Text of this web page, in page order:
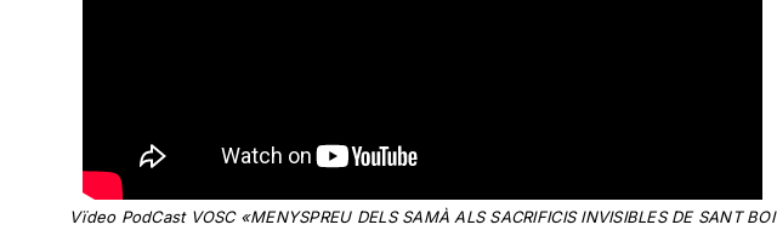
Vïdeo PodCast VOSC «MENYSPREU DELS SAMÀ ALS SACRIFICIS INVISIBLES DE SANT BOI